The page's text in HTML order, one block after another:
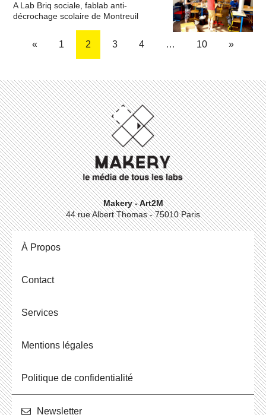
A Lab Briq sociale, fablab anti-
décrochage scolaire de Montreuil
« 1 2 3 4 … 10 »
Makery - Art2M
44 rue Albert Thomas - 75010 Paris
À Propos
Contact
Ser­vices
Men­tions légales
Po­li­tique de confidentialité
News­let­ter